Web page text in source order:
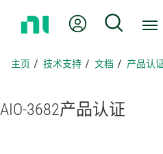
页
我的账户 搜索
主页 技术支持 文档 产品认
AIO-3682产品认证